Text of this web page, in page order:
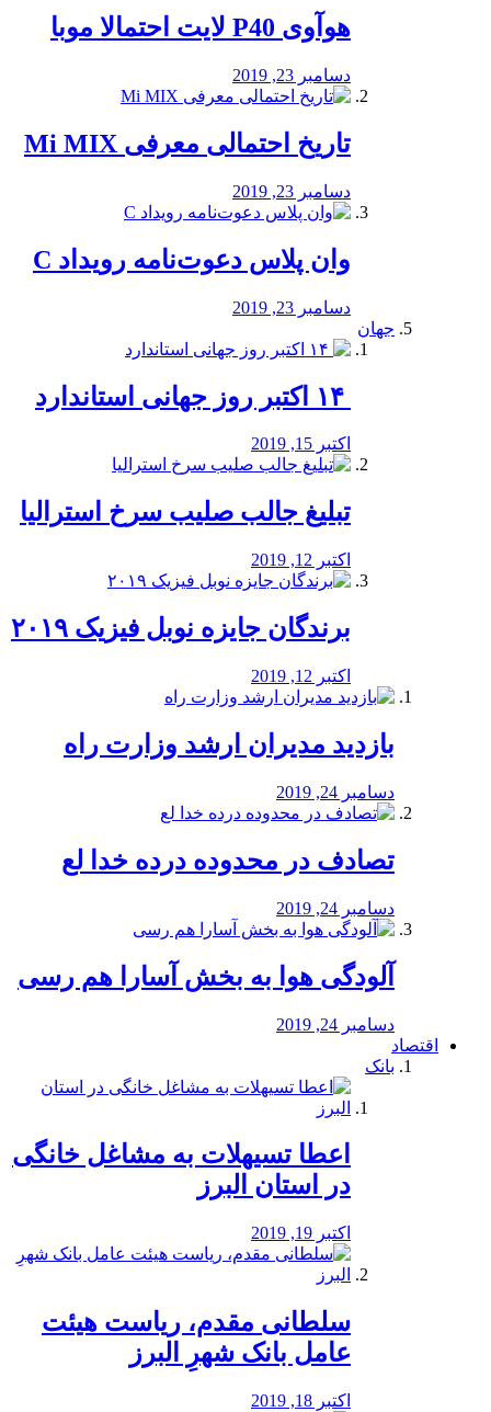
هوآوی P40 لایت احتمالا موبا
دسامبر 23, 2019
تاریخ احتمالی معرفی Mi MIX
دسامبر 23, 2019
وان پلاس دعوت‌نامه رویداد C
دسامبر 23, 2019
جهان
اکتبر 15, 2019
تبلیغ جالب صلیب سرخ استرالیا
اکتبر 12, 2019
برندگان جایزه نوبل فیزیک ۲۰۱۹
اکتبر 12, 2019
بازدید مدیران ارشد وزارت راه
دسامبر 24, 2019
تصادف در محدوده درده خدا لع
دسامبر 24, 2019
آلودگی هوا به بخش آسارا هم رسی
دسامبر 24, 2019
اقتصاد
بانک
️اعطا تسیهلات به مشاغل خانگی
در استان البرز
اکتبر 19, 2019
سلطانی مقدم، ریاست هیئت
عامل بانک شهرِ البرز
اکتبر 18, 2019